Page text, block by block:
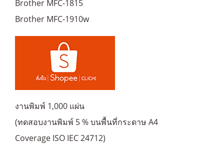
Brother MFC-1815
Brother MFC-1910w
งานพิมพ์ 1,000 แผ่น
(ทดสอบงานพิมพ์ 5 % บนพื้นที่กระดาษ A4
Coverage ISO IEC 24712)